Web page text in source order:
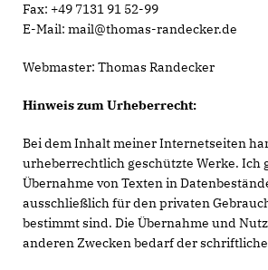
Fax: +49 7131 91 52-99
E-Mail: mail@thomas-randecker.de
Webmaster: Thomas Randecker
Hinweis zum Urheberrecht:
Bei dem Inhalt meiner Internetseiten
urheberrechtlich geschützte Werke. Ich
Übernahme von Texten in
ausschließlich für den privaten
bestimmt sind. Die Übernahme und
anderen Zwecken bedarf der